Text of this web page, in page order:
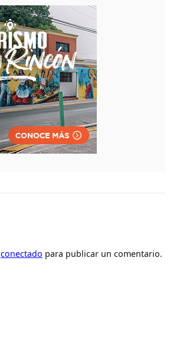
conectado para publicar un comentario.